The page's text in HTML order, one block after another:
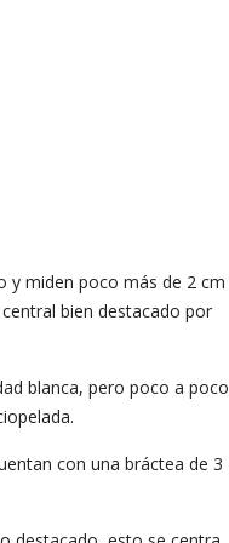
y miden poco más de 2 cm
bien destacado por
blanca, pero poco a poco
con una bráctea de 3